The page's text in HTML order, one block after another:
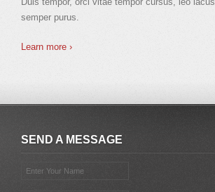
semper purus.
Learn more ›
SEND A MESSAGE